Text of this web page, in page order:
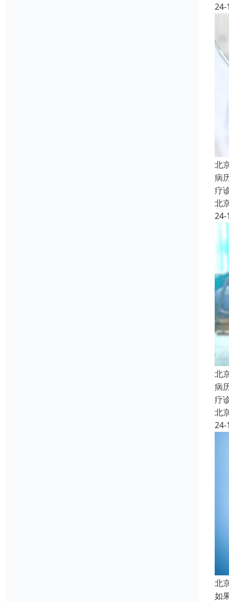
24-
北
病
疗
北
24-
北
病
疗
北
24-
北
如